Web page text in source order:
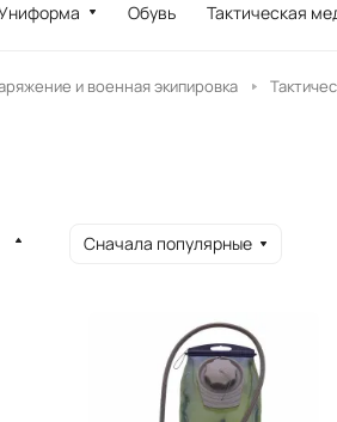
Обувь Тактическая
и военная экипировка
Сначала популярные